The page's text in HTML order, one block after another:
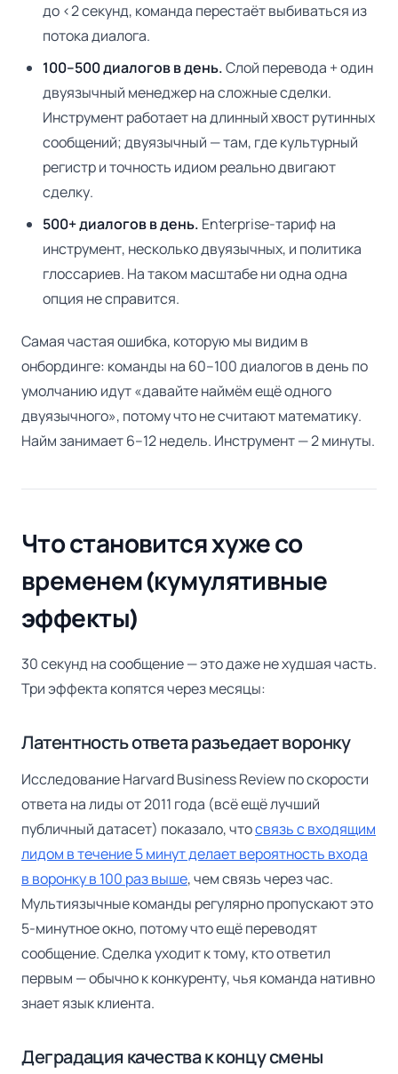
до <2 секунд, команда перестаёт выбиваться из
потока диалога.
100–500 диалогов в день.Слой перевода + один
двуязычный менеджер на сложные сделки.
Инструмент работает на длинный хвост рутинных
сообщений; двуязычный — там, где культурный
регистр и точность идиом реально двигают
сделку.
500+ диалогов в день. Enterprise-тариф на
инструмент, несколько двуязычных, и политика
глоссариев. На таком масштабе ни одна одна
опция не справится.
Самая частая ошибка, которую мы видим в
онбординге: команды на 60–100 диалогов в день по
умолчанию идут «давайте наймём ещё одного
двуязычного», потому что не считают математику.
Найм занимает 6–12 недель. Инструмент — 2 минуты.
Что становится хуже со
временем (кумулятивные
эффекты)
30 секунд на сообщение — это даже не худшая часть.
Три эффекта копятся через месяцы:
Латентность ответа разъедает воронку
Исследование Harvard Business Review по скорости
ответа на лиды от 2011 года (всё ещё лучший
публичный датасет) показало, чтосвязь с входящим
лидом в течение 5 минут делает вероятность входа
в воронку в 100 раз выше, чем связь через час.
Мультиязычные команды регулярно пропускают это
5-минутное окно, потому что ещё переводят
сообщение. Сделка уходит к тому, кто ответил
первым — обычно к конкуренту, чья команда нативно
знает язык клиента.
Деградация качества к концу смены